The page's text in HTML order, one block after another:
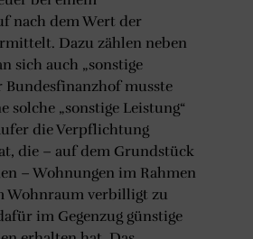
nach dem Wert der
Dazu zählen neben
sich auch „sonstige
Bundesfinanzhof musste
solche „sonstige Leistung“
die Verpflichtung
die – auf dem Grundstück
– Wohnungen im Rahmen
Wohnraum verbilligt zu
im Gegenzug günstige